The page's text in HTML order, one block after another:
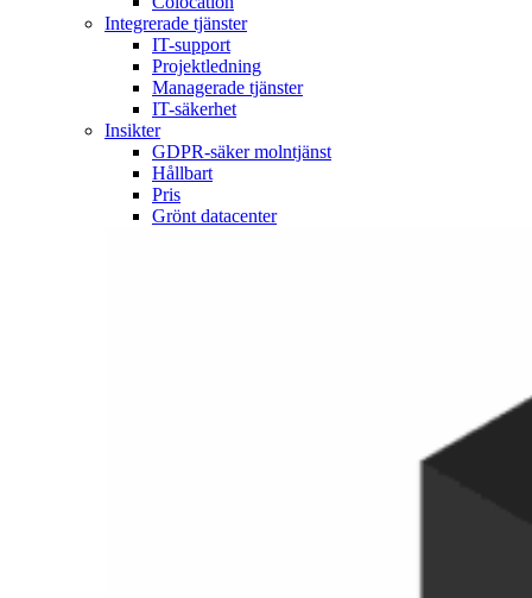
Integrerade tjänster
IT-support
Projektledning
Managerade tjänster
IT-säkerhet
Insikter
GDPR-säker molntjänst
Hållbart
Pris
Grönt datacenter